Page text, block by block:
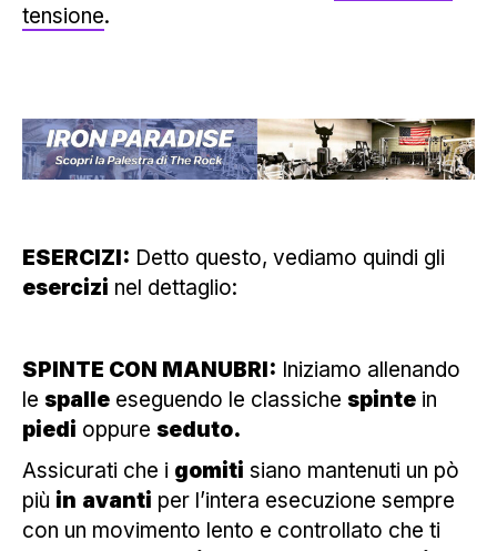
tensione.
ESERCIZI: Detto questo, vediamo quindi gli
esercizi nel dettaglio:
SPINTE CON MANUBRI: Iniziamo allenando
le spalle eseguendo le classiche spinte in
piedi oppure seduto.
Assicurati che i gomiti siano mantenuti un pò
più in avanti per l’intera esecuzione sempre
con un movimento lento e controllato che ti